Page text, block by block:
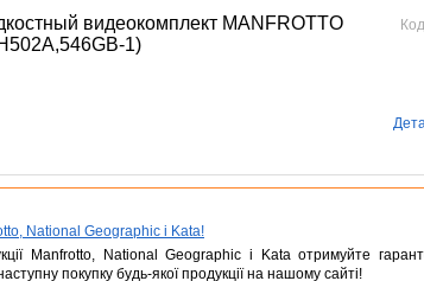
видеокомплект MANFROTTO
1)
National Geographic і Kata!
Manfrotto, National Geographic і Kata отримуйте
покупку будь-якої продукції на нашому сайті!